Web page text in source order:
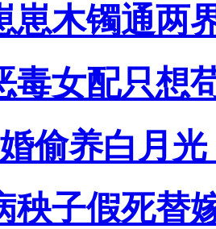
崽木镯通两
毒女配只想
偷养白月光
秧子假死替